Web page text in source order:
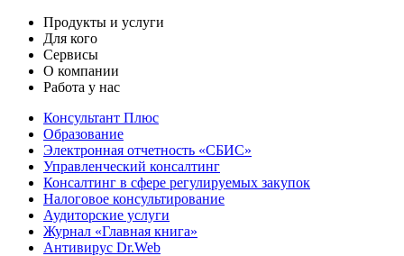
Продукты и услуги
Для кого
Сервисы
О компании
Работа у нас
Консультант Плюс
Образование
Электронная отчетность «СБИС»
Управленческий консалтинг
Консалтинг в сфере регулируемых закупок
Налоговое консультирование
Аудиторские услуги
Журнал «Главная книга»
Антивирус Dr.Web